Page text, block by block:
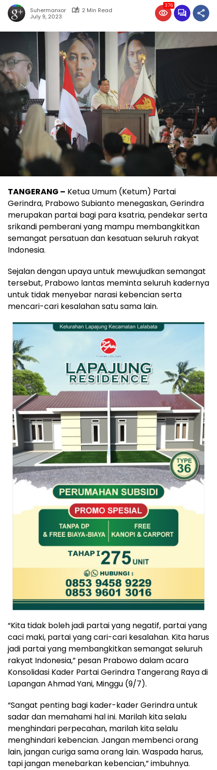
Suhermanxor
2 Min Read
July 9, 2023
376
TANGERANG – Ketua Umum (Ketum) Partai
Gerindra, Prabowo Subianto menegaskan, Gerindra
merupakan partai bagi para ksatria, pendekar serta
srikandi pemberani yang mampu membangkitkan
semangat persatuan dan kesatuan seluruh rakyat
Indonesia.
Sejalan dengan upaya untuk mewujudkan semangat
tersebut, Prabowo lantas meminta seluruh kadernya
untuk tidak menyebar narasi kebencian serta
mencari-cari kesalahan satu sama lain.
“Kita tidak boleh jadi partai yang negatif, partai yang
caci maki, partai yang cari-cari kesalahan. Kita harus
jadi partai yang membangkitkan semangat seluruh
rakyat Indonesia,” pesan Prabowo dalam acara
Konsolidasi Kader Partai Gerindra Tangerang Raya di
Lapangan Ahmad Yani, Minggu (9/7).
“Sangat penting bagi kader-kader Gerindra untuk
sadar dan memahami hal ini. Marilah kita selalu
menghindari perpecahan, marilah kita selalu
menghindari kebencian. Jangan membenci orang
lain, jangan curiga sama orang lain. Waspada harus,
tapi jangan menebarkan kebencian,” imbuhnya.